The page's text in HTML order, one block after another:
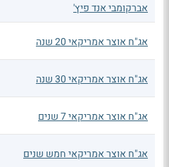
אברקומבי אנד פיץ'
אג"ח אוצר אמריקאי 20 שנה
אג"ח אוצר אמריקאי 30 שנה
אג"ח אוצר אמריקאי 7 שנים
אג"ח אוצר אמריקאי חמש שנים